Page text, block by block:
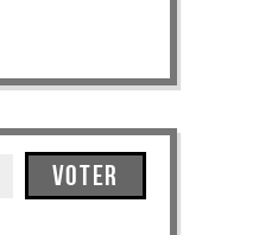
Voter